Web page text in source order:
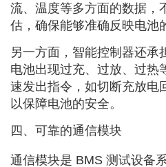
流、温度等多方面的数据，
估，确保能够准确反映电池
另一方面，智能控制器还承
电池出现过充、过放、过热
速发出指令，如切断充放电
以保障电池的安全。
四、可靠的通信模块
通信模块是 BMS 测试设备